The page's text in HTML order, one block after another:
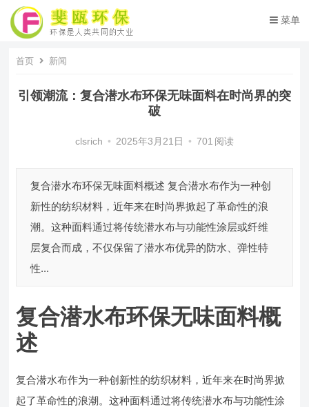
菜单
首页 新闻
引领潮流：复合潜水布环保无味面料在时尚界的突
破
clsrich • 2025年3月21日 • 701 阅读
复合潜水布环保无味面料概述 复合潜水布作为一种创
新性的纺织材料，近年来在时尚界掀起了革命性的浪
潮。这种面料通过将传统潜水布与功能性涂层或纤维
层复合而成，不仅保留了潜水布优异的防水、弹性特
性...
复合潜水布环保无味面料概
述
复合潜水布作为一种创新性的纺织材料，近年来在时尚界掀
起了革命性的浪潮。这种面料通过将传统潜水布与功能性涂